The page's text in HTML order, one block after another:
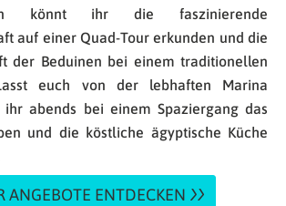
könnt ihr die faszinierende
auf einer Quad-Tour erkunden und die
der Beduinen bei einem traditionellen
euch von der lebhaften Marina
ihr abends bei einem Spaziergang das
und die köstliche ägyptische Küche
ANGEBOTE ENTDECKEN